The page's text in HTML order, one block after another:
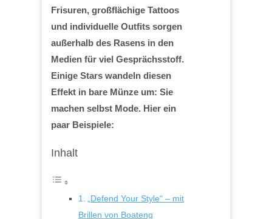
Frisuren, großflächige Tattoos
und individuelle Outfits sorgen
außerhalb des Rasens in den
Medien für viel Gesprächsstoff.
Einige Stars wandeln diesen
Effekt in bare Münze um: Sie
machen selbst Mode. Hier ein
paar Beispiele:
Inhalt
„Defend Your Style“ – mit
Brillen von Boateng